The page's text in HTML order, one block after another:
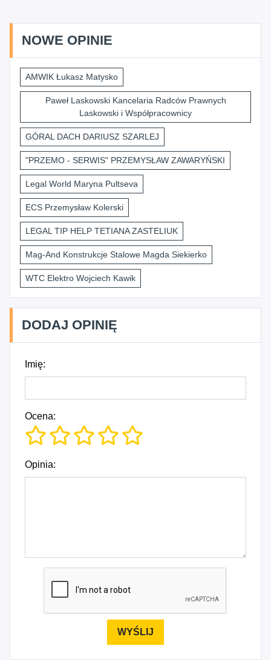
NOWE OPINIE
AMWIK Łukasz Matysko
Paweł Laskowski Kancelaria Radców Prawnych
Laskowski i Współpracownicy
GÓRAL DACH DARIUSZ SZARLEJ
"PRZEMO - SERWIS" PRZEMYSŁAW ZAWARYŃSKI
Legal World Maryna Pultseva
ECS Przemysław Kolerski
LEGAL TIP HELP TETIANA ZASTELIUK
Mag-And Konstrukcje Stalowe Magda Siekierko
WTC Elektro Wojciech Kawik
DODAJ OPINIĘ
Imię:
Ocena:
Opinia: